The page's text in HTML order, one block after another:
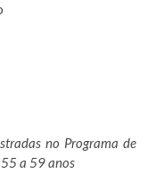
no Programa de
a 59 anos